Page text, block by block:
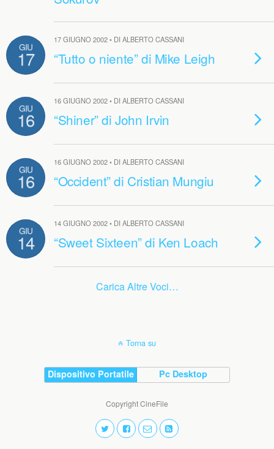
GIU
17
17 GIUGNO 2002 • DI ALBERTO CASSANI
“Tutto o niente” di Mike Leigh
GIU
16
16 GIUGNO 2002 • DI ALBERTO CASSANI
“Shiner” di John Irvin
GIU
16
16 GIUGNO 2002 • DI ALBERTO CASSANI
“Occident” di Cristian Mungiu
GIU
14
14 GIUGNO 2002 • DI ALBERTO CASSANI
“Sweet Sixteen” di Ken Loach
Carica Altre Voci…
Torna su
Dispositivo Portatile Pc Desktop
Copyright CineFile